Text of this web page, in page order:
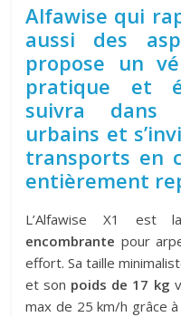
Alfawise qui
aussi des
propose un
pratique et
suivra dans
urbains et
transports en
entièrement
L’Alfawise X1 est
encombrante pour
effort. Sa taille
et son poids de 17 kg
max de 25 km/h grâce